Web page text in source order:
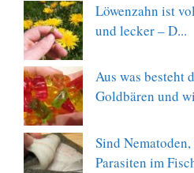
Löwenzahn ist
und lecker – D...
Aus was besteht
Goldbären und
Sind
Parasiten im